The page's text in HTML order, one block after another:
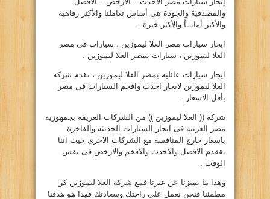
والمصدقية والجودة هى أساس تعاملنا والأكثر رفاهية
والأكثر أمانــاً والأكثر خبرة .
ايجار سيارات مصر العلا ليموزين ، سيارات فى مصر
العلا ليموزين ، سيارات بمصر العلا ليموزين .
ايجار سيارات عائليه بمصر العلا ليموزين ، تقدم شركه
العلا ليموزين لايجار احدث وافخم السيارات فى مصر
بأقل الاسعار .
شركة (( العلا ليموزين )) من الشركات العريقه بجمهوريه
مصر العربيه فى ايجار السيارات الحديثه والفاخرة
باسعار خارج المنافسه مع الشركات الاخرى حيث اننا
نققدم الافضل والاحدث والافخم والارخص فى نفس
الوقت .
وهذا ما يميزنا عن غيرنا فمع شركة العلا ليموزين كن
مطمئنا فنحن نعمل على راحتك وسعادتك فهذا هو هدفنا